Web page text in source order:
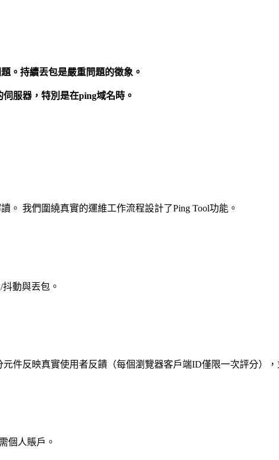
。持續丟包是嚴重問題的徵象。
服器，特別是在ping域名時。
。 我們圍繞真實的運維工作流程設計了Ping Tool功能。
動與丟包。
元件反映真實使用者反饋（每個瀏覽器客戶端ID僅限一次評分）
個人賬戶。